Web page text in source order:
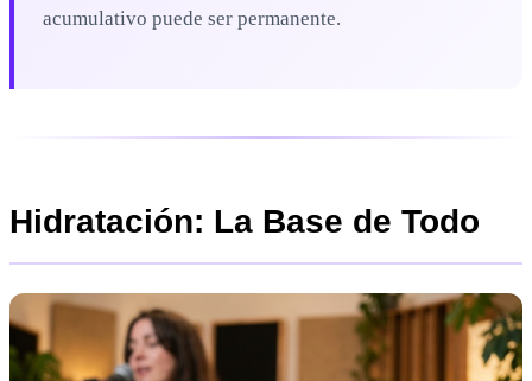
acumulativo puede ser permanente.
Hidratación: La Base de Todo